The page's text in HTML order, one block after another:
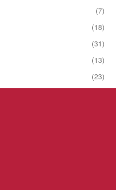
(7)
(18)
(31)
(13)
(23)